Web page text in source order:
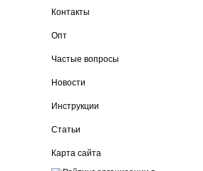
Контакты
Опт
Частые вопросы
Новости
Инструкции
Статьи
Карта сайта